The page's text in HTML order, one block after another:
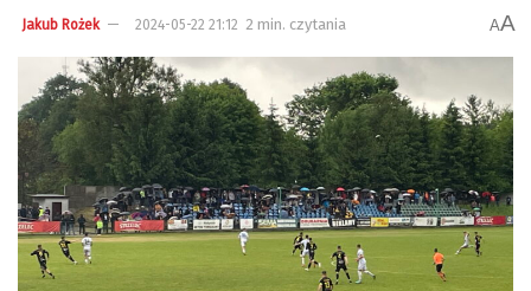
Jakub Rożek 2024-05-22 21:12 2 min. czytania AA